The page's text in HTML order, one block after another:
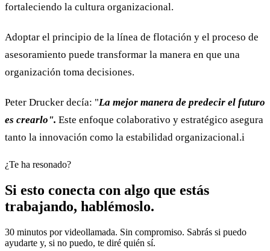
fortaleciendo la cultura organizacional.
Adoptar el principio de la línea de flotación y el proceso de
asesoramiento puede transformar la manera en que una
organización toma decisiones.
Peter Drucker decía: "La mejor manera de predecir el futuro
es crearlo". Este enfoque colaborativo y estratégico asegura
tanto la innovación como la estabilidad organizacional.i
¿Te ha resonado?
Si esto conecta con algo que estás
trabajando, hablémoslo.
30 minutos por videollamada. Sin compromiso. Sabrás si puedo
ayudarte y, si no puedo, te diré quién sí.